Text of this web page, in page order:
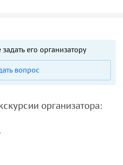
его организатору
вопрос
организатора: